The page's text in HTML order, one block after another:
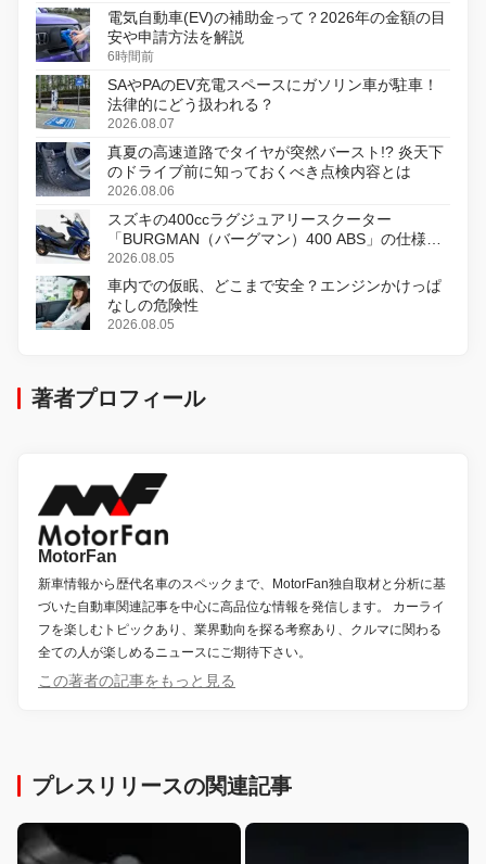
電気自動車(EV)の補助金って？2026年の金額の目
安や申請方法を解説
6時間前
SAやPAのEV充電スペースにガソリン車が駐車！
法律的にどう扱われる？
2026.08.07
真夏の高速道路でタイヤが突然バースト!? 炎天下
のドライブ前に知っておくべき点検内容とは
2026.08.06
スズキの400ccラグジュアリースクーター
「BURGMAN（バーグマン）400 ABS」の仕様を
変更し、8月18日に発売
2026.08.05
車内での仮眠、どこまで安全？エンジンかけっぱ
なしの危険性
2026.08.05
著者プロフィール
MotorFan
新車情報から歴代名車のスペックまで、MotorFan独自取材と分析に基
づいた自動車関連記事を中心に高品位な情報を発信します。 カーライ
フを楽しむトピックあり、業界動向を探る考察あり、クルマに関わる
全ての人が楽しめるニュースにご期待下さい。
この著者の記事をもっと見る
プレスリリースの関連記事